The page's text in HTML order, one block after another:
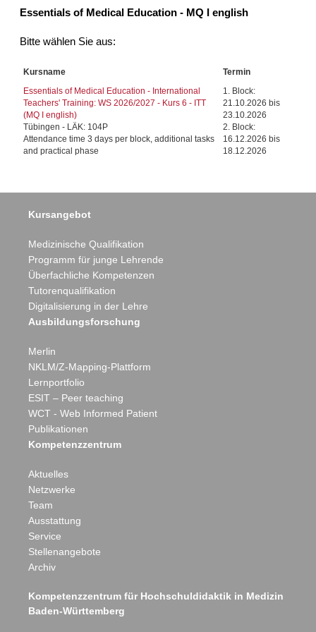
Essentials of Medical Education - MQ I english
Bitte wählen Sie aus:
Kursname
Termin
Essentials of Medical Education - International
Teachers' Training: WS 2026/2027 - Kurs 6 - ITT
(MQ I english)
Tübingen - LÄK: 104P
Attendance time 3 days per block, additional tasks
and practical phase
1. Block:
21.10.2026 bis
23.10.2026
2. Block:
16.12.2026 bis
18.12.2026
Kursangebot
Medizinische Qualifikation
Programm für junge Lehrende
Überfachliche Kompetenzen
Tutorenqualifikation
Digitalisierung in der Lehre
Ausbildungsforschung
Merlin
NKLM/Z-Mapping-Plattform
Lernportfolio
ESIT – Peer teaching
WCT - Web Informed Patient
Publikationen
Kompetenzzentrum
Aktuelles
Netzwerke
Team
Ausstattung
Service
Stellenangebote
Archiv
Kompetenzzentrum für Hochschuldidaktik in Medizin
Baden-Württemberg